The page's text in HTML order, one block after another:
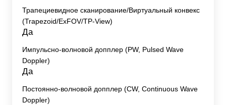
Трапециевидное сканирование/Виртуальный конвекс
(Trapezoid/ExFOV/TP-View)
Да
Импульсно-волновой допплер (PW, Pulsed Wave
Doppler)
Да
Постоянно-волновой допплер (CW, Continuous Wave
Doppler)